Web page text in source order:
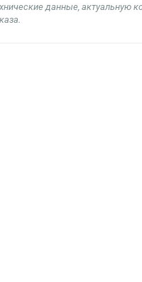
данные, актуальную